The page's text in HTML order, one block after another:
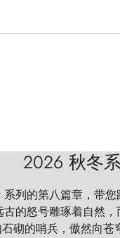
2026 秋冬
系列的第八篇章，带
的怒号雕琢着自然，
砌的哨兵，傲然向苍